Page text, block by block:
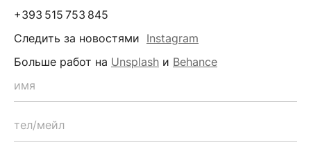
+393 515 753 845
Следить за новостями Instagram
Больше работ на Unsplash и Behance